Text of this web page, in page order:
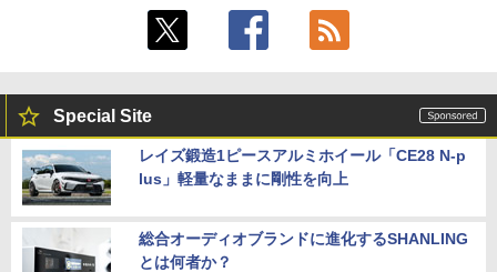
Special Site
レイズ鍛造1ピースアルミホイール「CE28 N-p
lus」軽量なままに剛性を向上
総合オーディオブランドに進化するSHANLING
とは何者か？